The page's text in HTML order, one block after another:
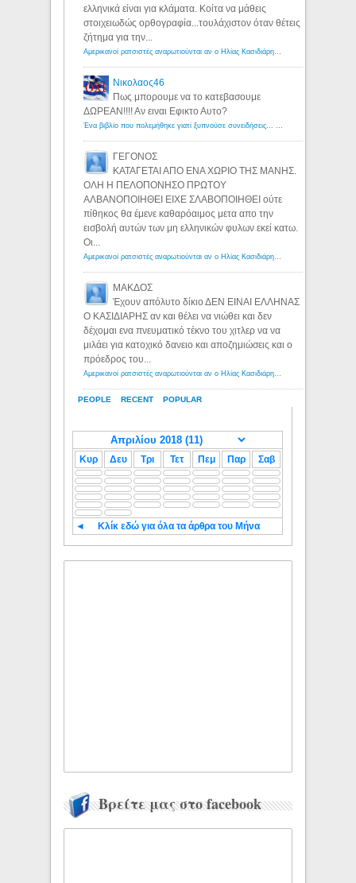
PEOPLE RECENT POPULAR
ελληνικά είναι για κλάματα. Κοίτα να μάθεις
στοιχειωδώς ορθογραφία...τουλάχιστον όταν θέτεις
ζήτημα για την...
Νικολαος46
Πως μπορουμε να το κατεβασουμε
ΔΩΡΕΑΝ!!!! Αν ειναι Εφικτο Αυτο?
ΓΕΓΟΝΟΣ
ΚΑΤΑΓΕΤΑΙ ΑΠΟ ΕΝΑ ΧΩΡΙΟ ΤΗΣ ΜΑΝΗΣ.
ΟΛΗ Η ΠΕΛΟΠΟΝΗΣΟ ΠΡΩΤΟΥ
ΑΛΒΑΝΟΠΟΙΗΘΕΙ ΕΙΧΕ ΣΛΑΒΟΠΟΙΗΘΕΙ ούτε
πίθηκος θα έμενε καθαρόαιμος μετα απο την
εισβολή αυτών των μη ελληνικών φυλων εκεί κατω.
Οι...
ΜΑΚΔΟΣ
Έχουν απόλυτο δίκιο ΔΕΝ ΕΙΝΑΙ ΕΛΛΗΝΑΣ
Ο ΚΑΣΙΔΙΑΡΗΣ αν και θέλει να νιώθει και δεν
δέχομαι ενα πνευματικό τέκνο του χιτλερ να να
μιλάει για κατοχικό δανειο και αποζημιώσεις και ο
πρόεδρος του...
Κυρ Δευ Τρι Τετ Πεμ Παρ Σαβ
◄ Κλίκ εδώ για όλα τα άρθρα του Μήνα
Βρείτε μας στο facebook